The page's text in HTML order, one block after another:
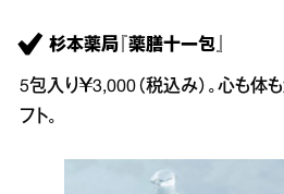
杉本薬局『薬膳十一包』
5包入り￥3,000（税込み）。心も体
フト。